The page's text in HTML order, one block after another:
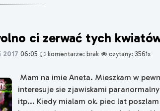
ci zerwać tych
2017 06:05 komentarze: brak czytany: 3561x
Mam na imie Aneta. Mieszkam w
interesuje sie zjawiskami
itp... Kiedy mialam ok. piec lat